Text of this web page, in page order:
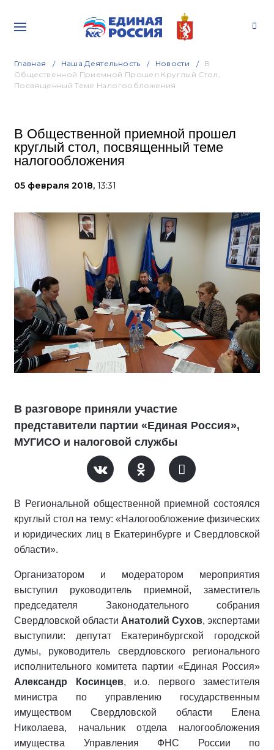
Главная Наша Деятельность Новости
В
Общественной Приемной Прошел Круглый Стол,
Посвященный Теме Налогообложения
В Общественной приемной прошел
круглый стол, посвященный теме
налогообложения
05 февраля 2018, 13:31
В разговоре приняли участие
представители партии «Единая Россия»,
МУГИСО и налоговой службы
В Региональной общественной приемной состоялся
круглый стол на тему: «Налогообложение физических
и юридических лиц в Екатеринбурге и Свердловской
области».
Организатором и модератором мероприятия
выступил руководитель приемной, заместитель
председателя Законодательного собрания
Свердловской области Анатолий Сухов, экспертами
выступили: депутат Екатеринбургской городской
думы, руководитель свердловского регионального
исполнительного комитета партии «Единая Россия»
Александр Косинцев, и.о. первого заместителя
министра по управлению государственным
имуществом Свердловской области Елена
Николаева, начальник отдела налогообложения
имущества Управления ФНС России по